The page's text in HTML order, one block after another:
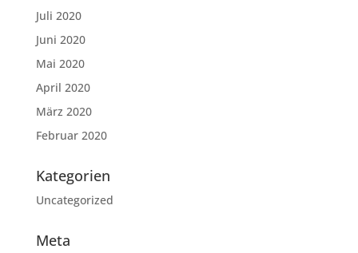
Juli 2020
Juni 2020
Mai 2020
April 2020
März 2020
Februar 2020
Kategorien
Uncategorized
Meta